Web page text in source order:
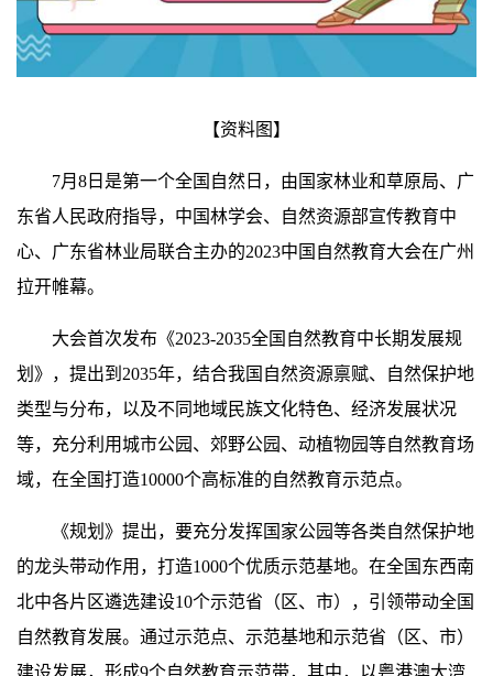
【资料图】
7月8日是第一个全国自然日，由国家林业和草原局、广
东省人民政府指导，中国林学会、自然资源部宣传教育中
心、广东省林业局联合主办的2023中国自然教育大会在广州
拉开帷幕。
大会首次发布《2023-2035全国自然教育中长期发展规
划》，提出到2035年，结合我国自然资源禀赋、自然保护地
类型与分布，以及不同地域民族文化特色、经济发展状况
等，充分利用城市公园、郊野公园、动植物园等自然教育场
域，在全国打造10000个高标准的自然教育示范点。
《规划》提出，要充分发挥国家公园等各类自然保护地
的龙头带动作用，打造1000个优质示范基地。在全国东西南
北中各片区遴选建设10个示范省（区、市），引领带动全国
自然教育发展。通过示范点、示范基地和示范省（区、市）
建设发展，形成9个自然教育示范带，其中，以粤港澳大湾